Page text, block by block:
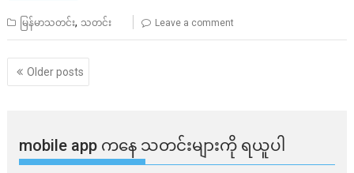
မြန်မာသတင်း, သတင်း Leave a comment
Posts
navigation
Older posts
mobile app ​​ကနေ ​​သတင်းများကို ရယူပါ